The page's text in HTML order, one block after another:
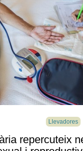
Llevadores
repercuteix